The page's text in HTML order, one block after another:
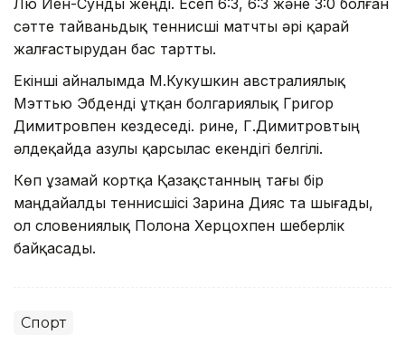
сәтте тайваньдық теннисші матчты әрі қарай
жалғастырудан бас тартты.
Екінші айналымда М.Кукушкин австралиялық
Мэттью Эбденді ұтқан болгариялық Григор
Димитровпен кездеседі. Әрине, Г.Димитровтың
әлдеқайда азулы қарсылас екендігі белгілі.
Көп ұзамай кортқа Қазақстанның тағы бір
маңдайалды теннисшісі Зарина Дияс та шығады,
ол словениялық Полона Херцохпен шеберлік
байқасады.
Спорт